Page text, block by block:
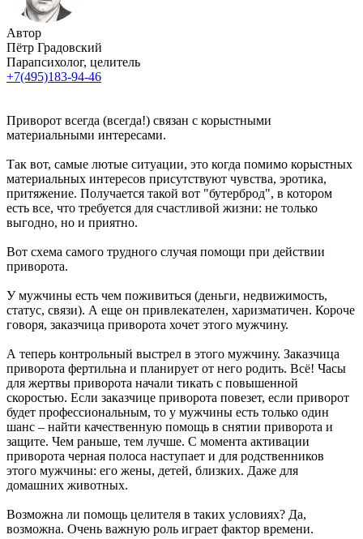
Автор
Пётр Градовский
Парапсихолог, целитель
+7(495)183-94-46
Приворот всегда (всегда!) связан с корыстными
материальными интересами.
Так вот, самые лютые ситуации, это когда помимо корыстных
материальных интересов присутствуют чувства, эротика,
притяжение. Получается такой вот "бутерброд", в котором
есть все, что требуется для счастливой жизни: не только
выгодно, но и приятно.
Вот схема самого трудного случая помощи при действии
приворота.
У мужчины есть чем поживиться (деньги, недвижимость,
статус, связи). А еще он привлекателен, харизматичен. Короче
говоря, заказчица приворота хочет этого мужчину.
А теперь контрольный выстрел в этого мужчину. Заказчица
приворота фертильна и планирует от него родить. Всё! Часы
для жертвы приворота начали тикать с повышенной
скоростью. Если заказчице приворота повезет, если приворот
будет профессиональным, то у мужчины есть только один
шанс – найти качественную помощь в снятии приворота и
защите. Чем раньше, тем лучше. С момента активации
приворота черная полоса наступает и для родственников
этого мужчины: его жены, детей, близких. Даже для
домашних животных.
Возможна ли помощь целителя в таких условиях? Да,
возможна. Очень важную роль играет фактор времени.